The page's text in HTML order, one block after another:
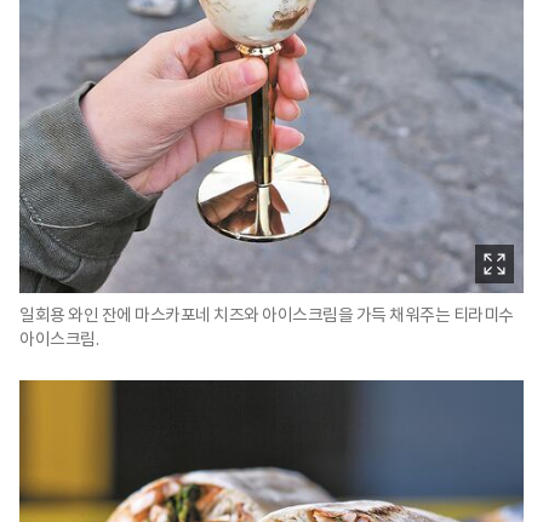
일회용 와인 잔에 마스카포네 치즈와 아이스크림을 가득 채워주는 티라미수
아이스크림.